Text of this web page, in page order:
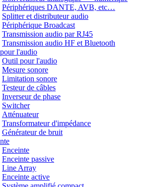
Périphériques DANTE, AVB, etc…
Splitter et distributeur audio
Périphérique Broadcast
Transmission audio par RJ45
Transmission audio HF et Bluetooth
l'audio
Outil pour l'audio
Mesure sonore
Limitation sonore
Testeur de câbles
Inverseur de phase
Switcher
Atténuateur
Transformateur d'impédance
Générateur de bruit
Enceinte
Enceinte passive
Line Array
Enceinte active